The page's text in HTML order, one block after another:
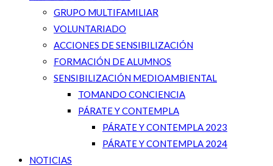
GRUPO MULTIFAMILIAR
VOLUNTARIADO
ACCIONES DE SENSIBILIZACIÓN
FORMACIÓN DE ALUMNOS
SENSIBILIZACIÓN MEDIOAMBIENTAL
TOMANDO CONCIENCIA
PÁRATE Y CONTEMPLA
PÁRATE Y CONTEMPLA 2023
PÁRATE Y CONTEMPLA 2024
NOTICIAS